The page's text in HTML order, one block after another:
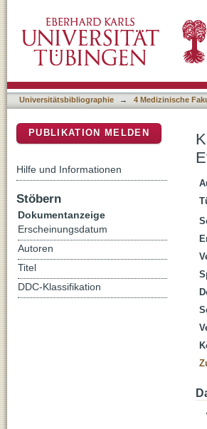
Prognosescores
Universitätsbibliographie → 4 Medizinische
PUBLIKATION MELDEN
Hilfe und Informationen
Stöbern
Dokumentanzeige
Erscheinungsdatum
Autoren
Titel
DDC-Klassifikation